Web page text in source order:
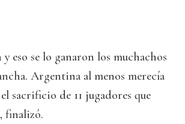
eso se lo ganaron los muchachos
Argentina al menos merecía
sacrificio de 11 jugadores que
finalizó.